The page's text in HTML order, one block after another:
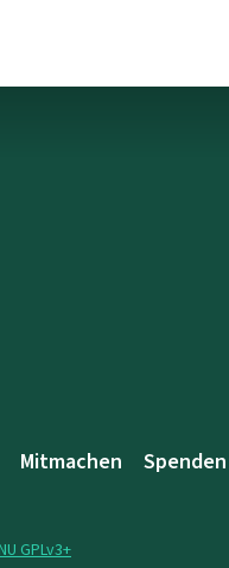
Mitmachen Spenden
GPLv3+